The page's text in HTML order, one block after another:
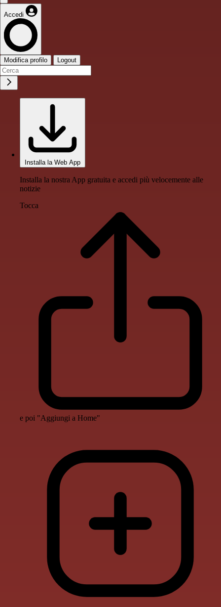
Accedi
Modifica profilo Logout
Installa la Web App
Installa la nostra App gratuita e accedi più velocemente alle
notizie
Tocca
e poi "Aggiungi a Home"